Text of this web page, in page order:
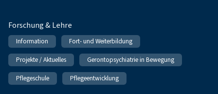
Forschung & Lehre
Information Fort- und Weiterbildung
Projekte / Aktuelles Gerontopsychiatrie in Bewegung
Pflegeschule Pflegeentwicklung